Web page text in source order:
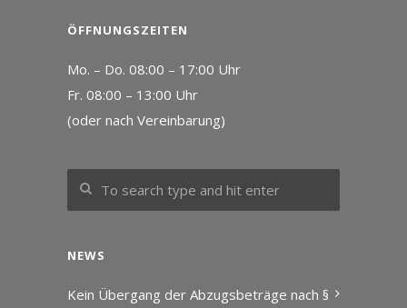
ÖFFNUNGSZEITEN
Mo. – Do. 08:00 – 17:00 Uhr
Fr. 08:00 – 13:00 Uhr
(oder nach Vereinbarung)
NEWS
Kein Übergang der Abzugsbeträge nach §